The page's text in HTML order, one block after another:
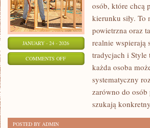
JANUARY - 24 - 2026
COMMENTS OFFON
osób, które chcą
kierunku siły. To
powietrzna oraz
realnie wspierają
tradycjach i Style
każda osoba
systematyczny
zarówno do
szukają
POSTED BY ADMIN